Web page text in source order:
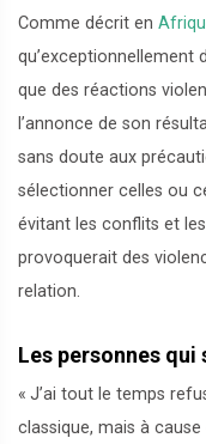
Comme décrit en
qu’exceptionnellement
que des réactions
l’annonce de son
sans doute aux
sélectionner celles ou
évitant les conflits et
provoquerait des
relation.
Les personnes
« J’ai tout le temps
classique, mais à cause